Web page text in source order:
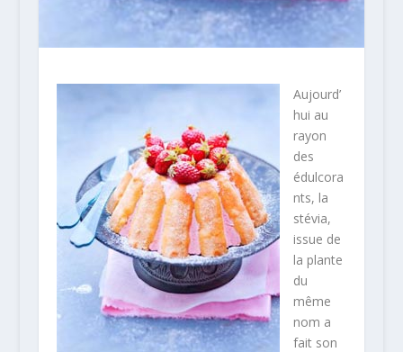
Aujourd’
hui au
rayon
des
édulcora
nts, la
stévia,
issue de
la plante
du
même
nom a
fait son